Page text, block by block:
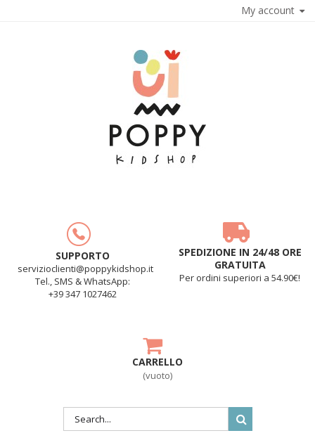
My account
SUPPORTO
servizioclienti@poppykidshop.it
Tel., SMS & WhatsApp:
+39 347 1027462
SPEDIZIONE IN 24/48 ORE
GRATUITA
Per ordini superiori a 54.90€!
CARRELLO
(vuoto)